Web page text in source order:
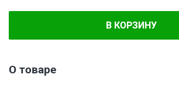
В КОРЗИНУ
О товаре